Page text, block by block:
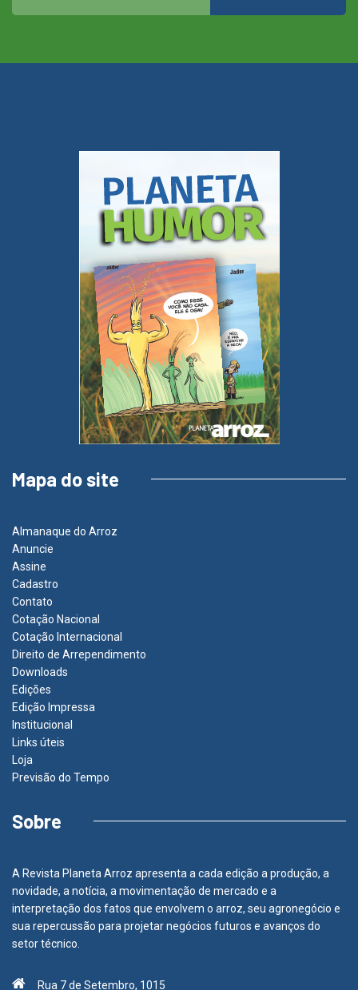
Mapa do site
Almanaque do Arroz
Anuncie
Assine
Cadastro
Contato
Cotação Nacional
Cotação Internacional
Direito de Arrependimento
Downloads
Edições
Edição Impressa
Institucional
Links úteis
Loja
Previsão do Tempo
Sobre
A Revista Planeta Arroz apresenta a cada edição a produção, a
novidade, a notícia, a movimentação de mercado e a
interpretação dos fatos que envolvem o arroz, seu agronegócio e
sua repercussão para projetar negócios futuros e avanços do
setor técnico.
Rua 7 de Setembro, 1015